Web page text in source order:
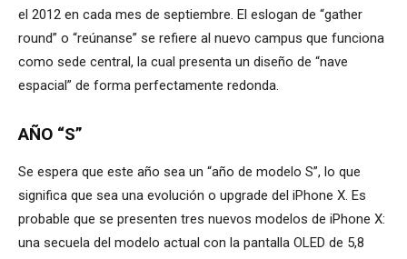
el 2012 en cada mes de septiembre. El eslogan de “gather
round” o “reúnanse” se refiere al nuevo campus que funciona
como sede central, la cual presenta un diseño de “nave
espacial” de forma perfectamente redonda.
AÑO “S”
Se espera que este año sea un “año de modelo S”, lo que
significa que sea una evolución o upgrade del iPhone X. Es
probable que se presenten tres nuevos modelos de iPhone X:
una secuela del modelo actual con la pantalla OLED de 5,8